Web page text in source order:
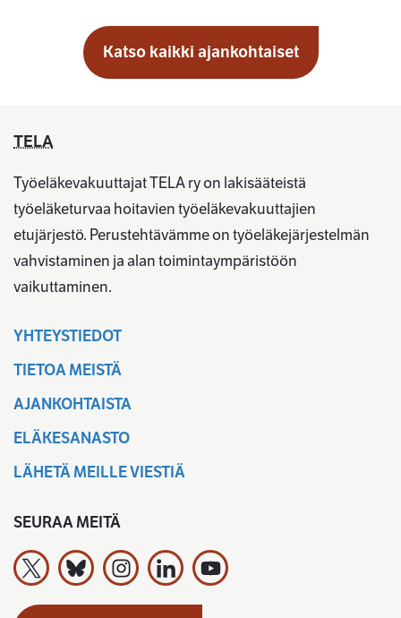
Katso kaikki ajankohtaiset
TELA
Työeläkevakuuttajat TELA ry on lakisääteistä
työeläketurvaa hoitavien työeläkevakuuttajien
etujärjestö. Perustehtävämme on työeläkejärjestelmän
vahvistaminen ja alan toimintaympäristöön
vaikuttaminen.
YHTEYSTIEDOT
TIETOA MEISTÄ
AJANKOHTAISTA
ELÄKESANASTO
LÄHETÄ MEILLE VIESTIÄ
SEURAA MEITÄ
Työeläkevakuuttajat TELA ry X:ssä
Työeläkevakuuttajat TELA ry Bluesky:ssa
Työeläkevakuuttajat TELA ry
Työeläkevakuuttajat TELA ry
Työeläkevakuuttajat TELA ry